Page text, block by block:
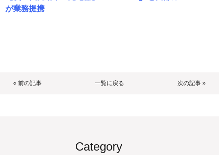
が業務提携
« 前の記事 一覧に戻る 次の記事 »
Category